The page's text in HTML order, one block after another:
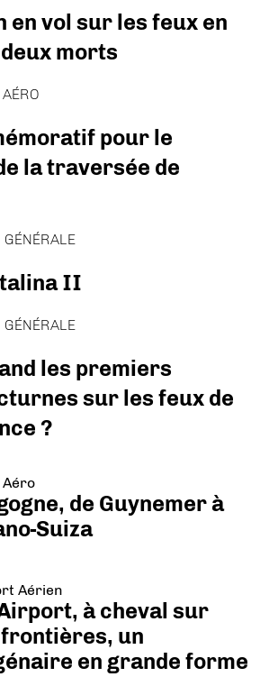
en vol sur les feux en
morts
pour le
la traversée de
II
les premiers
sur les feux de
?
de Guynemer à
Suiza
Aérien
à cheval sur
un
en grande forme